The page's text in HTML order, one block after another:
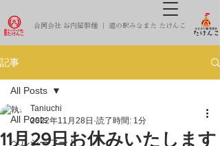
合同会社 谷内屋製麺 ｜ 道の駅みなまた たけんこ
記事
All Posts
ヘルシーフード
All Posts
11月29日お休みいたします
Taniuchi
2022年11月28日 読了時間: 1分